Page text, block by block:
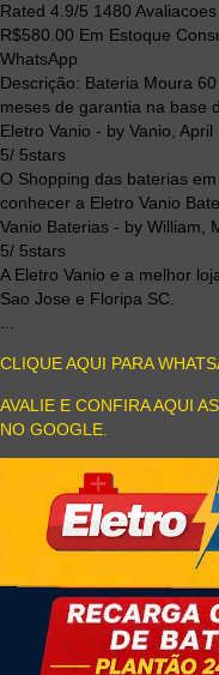
Rated 4.9/5 1480
R$580.00 Em Estoque
WhatsApp
Descrição: Bateria Moura
meses de garantia na base
Eletro Vanio - by Vanio April
5/ 5stars
O Shopping das baterias
conhecer a Eletro Vanio
Vanio Baterias - by William
5/ 5stars
A Eletro Vanio e a melhor
Sao Jose e Floripa SC.
CLIQUE AQUI PARA
AVALIE E CONFIRA AQUI
NO GOOGLE.